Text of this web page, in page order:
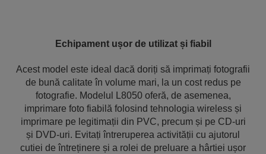
Echipament ușor de utilizat și fiabil
Acest model este ideal dacă doriți să imprimați fotografii
de bună calitate în volume mari, la un cost redus pe
fotografie. Modelul L8050 oferă, de asemenea,
imprimare foto fiabilă folosind tehnologia wireless și
imprimare pe legitimații din PVC, precum și pe CD-uri
și DVD-uri. Evitați întreruperea activității cu ajutorul
cutiei de întreținere și a rolei de preluare a hârtiei ușor